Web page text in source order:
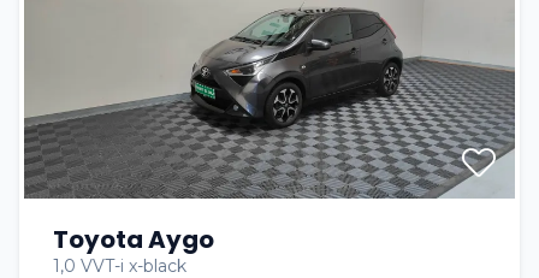
Toyota Aygo
1,0 VVT-i x-black